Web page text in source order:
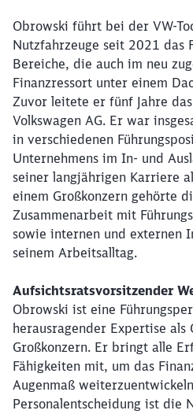
Obrowski führt bei der VW-
Nutzfahrzeuge seit 2021 das
Bereiche, die auch im neu
Finanzressort unter einem
Zuvor leitete er fünf Jahre
Volkswagen AG. Er war
in verschiedenen
Unternehmens im In- und
seiner langjährigen Karriere
einem Großkonzern gehörte
Zusammenarbeit mit
sowie internen und externen
seinem Arbeitsalltag.
Aufsichtsratsvorsitzender
Obrowski ist eine
herausragender Expertise als
Großkonzern. Er bringt alle
Fähigkeiten mit, um das
Augenmaß
Personalentscheidung ist die
werden?
Abbrechen